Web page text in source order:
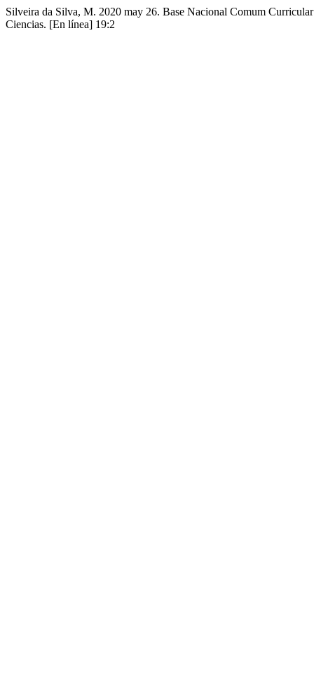
Silveira da Silva, M. 2020 may 26. Base Nacional Comum
Ciencias. [En línea] 19:2